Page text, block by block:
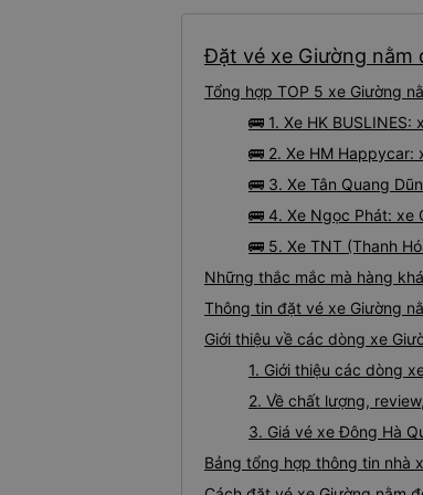
Đặt vé xe Giường
Tổng hợp TOP 5 xe Giường
🚌 1. Xe HK
🚌 2. Xe HM Happycar:
🚌 3. Xe Tân Quang
🚌 4. Xe Ngọc Phát: xe
🚌 5. Xe TNT (Thanh
Những thắc mắc mà hàng
Thông tin đặt vé xe Giường
Giới thiệu về các dòng xe
1. Giới thiệu các dòng
2. Về chất lượng,
3. Giá vé xe Đông Hà
Bảng tổng hợp thông tin nhà